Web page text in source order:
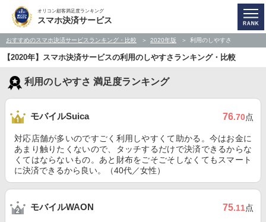
オリコン顧客満足度ランキング
スマホ決済サービス
おすすめのスマホ決済サービスランキング・比較 2020年版 利用のしやすさ
【2020年】スマホ決済サービスの利用のしやすさランキング・比較
利用のしやすさ 満足度ランキング
モバイルSuica 76.70点
対応店舗が多いのですごく利用しやすくて助かる。今はお金に
あまり触りたくないので、タッチするだけで決済できるからな
くてはならないもの。あと財布をごそごそしなくてもスマート
に決済できるから良い。（40代／女性）
モバイルWAON 75.11点